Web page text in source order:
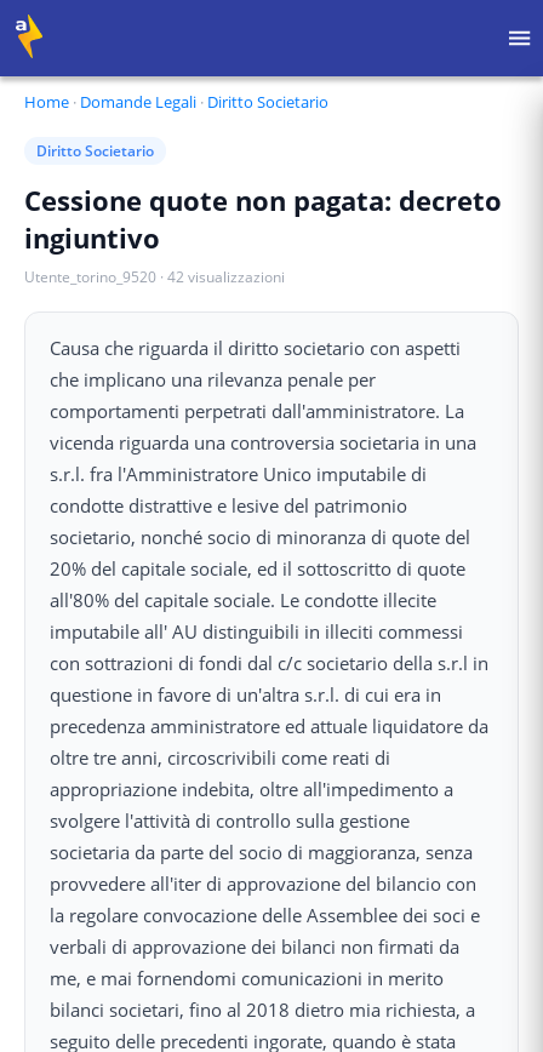
Home · Domande Legali · Diritto Societario
Diritto Societario
Cessione quote non pagata: decreto
ingiuntivo
Utente_torino_9520 · 42 visualizzazioni
Causa che riguarda il diritto societario con aspetti
che implicano una rilevanza penale per
comportamenti perpetrati dall'amministratore. La
vicenda riguarda una controversia societaria in una
s.r.l. fra l'Amministratore Unico imputabile di
condotte distrattive e lesive del patrimonio
societario, nonché socio di minoranza di quote del
20% del capitale sociale, ed il sottoscritto di quote
all'80% del capitale sociale. Le condotte illecite
imputabile all' AU distinguibili in illeciti commessi
con sottrazioni di fondi dal c/c societario della s.r.l in
questione in favore di un'altra s.r.l. di cui era in
precedenza amministratore ed attuale liquidatore da
oltre tre anni, circoscrivibili come reati di
appropriazione indebita, oltre all'impedimento a
svolgere l'attività di controllo sulla gestione
societaria da parte del socio di maggioranza, senza
provvedere all'iter di approvazione del bilancio con
la regolare convocazione delle Assemblee dei soci e
verbali di approvazione dei bilanci non firmati da
me, e mai fornendomi comunicazioni in merito
bilanci societari, fino al 2018 dietro mia richiesta, a
seguito delle precedenti ingorate, quando è stata